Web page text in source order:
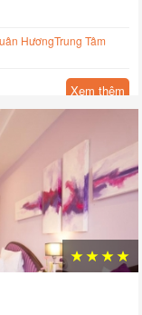
HươngTrung Tâm
Xem thêm